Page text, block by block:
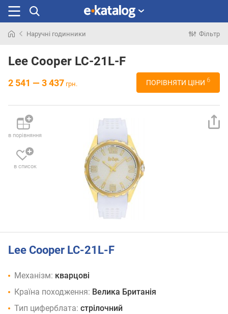
раніше
Наручні годинники Фільтр
Lee Cooper LC-21L-F
2 541 — 3 437 грн. ПОРІВНЯТИ ЦІНИ 6
в порівняння
в список
Lee Cooper LC-21L-F
Механізм: кварцові
Країна походження: Велика Британія
Тип циферблата: стрілочний